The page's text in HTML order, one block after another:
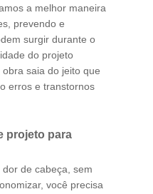
a melhor maneira
prevendo e
surgir durante o
do projeto
saia do jeito que
erros e transtornos
projeto para
de cabeça, sem
você precisa